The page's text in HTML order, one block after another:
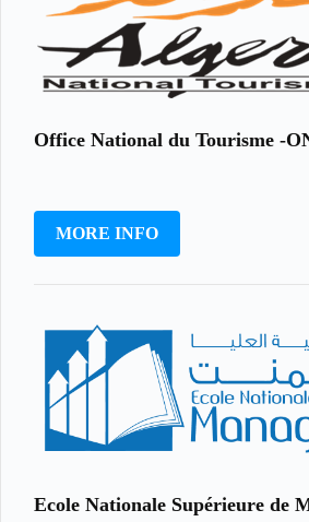
Office National du Tourisme -
MORE INFO
Ecole Nationale Supérieure de